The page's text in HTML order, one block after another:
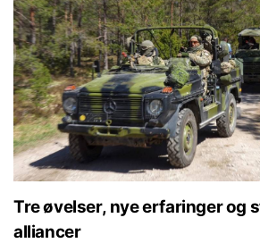
Tre øvelser, nye erfaringer og
alliancer